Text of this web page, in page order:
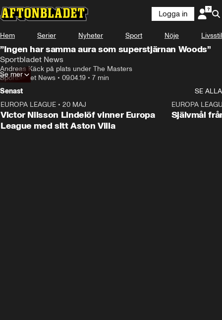
Logga in
Hem Serier Nyheter Sport Nöje Livsstil
”Ingen har samma aura som superstjärnan Woods”
Sportbladet News
Andreas Käck på plats under The Masters
Sportbladet News • 09.04.19 • 7 min
Se mer
Senast
SE ALLA
EUROPA LEAGUE • 20 MAJ
Victor Nilsson Lindelöf vinner Europa
League med sitt Aston Villa
EUROPA
Självmål